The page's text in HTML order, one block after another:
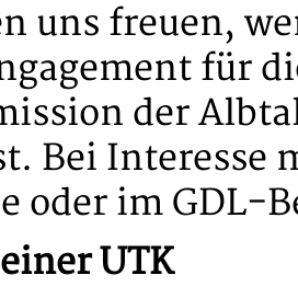
uns freuen,
für
der
Bei Interesse
oder im GDL-
UTK